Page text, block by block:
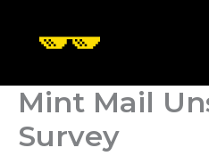
Mint Mail
Survey